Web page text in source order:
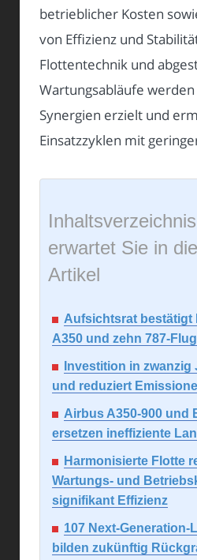
betrieblicher Kosten
von Effizienz und
Flottentechnik und
Wartungsabläufe
Synergien erzielt und
Einsatzzyklen mit
erwartet Sie in
Artikel
Aufsichtsrat bestätigt
A350 und zehn 787-
Investition in
und reduziert
Airbus A350-900 und
ersetzen ineffiziente
Harmonisierte Flotte
Wartungs- und
signifikant Effizienz
107 Next-
bilden zukünftig